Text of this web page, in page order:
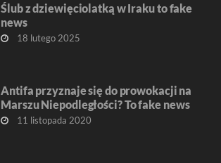
Ślub z dziewięciolatką w Iraku to fake
news
18 lutego 2025
Antifa przyznaje się do prowokacji na
Marszu Niepodległości? To fake news
11 listopada 2020